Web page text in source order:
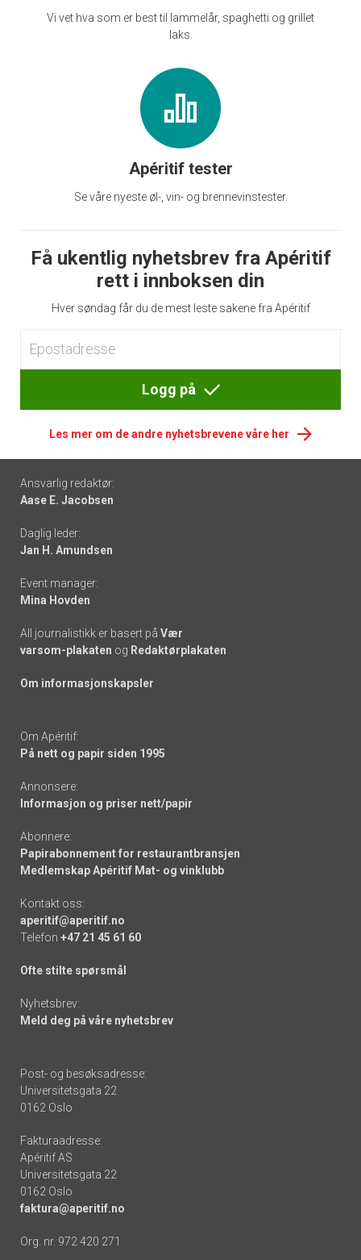
Vi vet hva som er best til lammelår, spaghetti og grillet
laks.
Apéritif tester
Se våre nyeste øl-, vin- og brennevinstester.
Få ukentlig nyhetsbrev fra Apéritif
rett i innboksen din
Hver søndag får du de mest leste sakene fra Apéritif
Logg på
Les mer om de andre nyhetsbrevene våre her
Footer
-
links
Ansvarlig redaktør:
Aase E. Jacobsen
Daglig leder:
Jan H. Amundsen
Event manager:
Mina Hovden
All journalistikk er basert på Vær
varsom-plakaten og Redaktørplakaten
Om informasjonskapsler
Om Apéritif:
På nett og papir siden 1995
Annonsere:
Informasjon og priser nett/papir
Abonnere:
Papirabonnement for restaurantbransjen
Medlemskap Apéritif Mat- og vinklubb
Kontakt oss:
aperitif@aperitif.no
Telefon +47 21 45 61 60
Ofte stilte spørsmål
Nyhetsbrev:
Meld deg på våre nyhetsbrev
Post- og besøksadresse:
Universitetsgata 22
0162 Oslo
Fakturaadresse:
Apéritif AS
Universitetsgata 22
0162 Oslo
faktura@aperitif.no
Org. nr. 972 420 271